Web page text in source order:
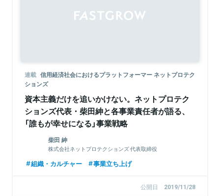
連載 信用経済社会におけるプラットフォーマー ネットプロテク
ションズ
資本主義だけを追いかけない。ネットプロテク
ションズ代表・柴田紳と各事業責任者が語る、
「誰もが幸せになる」事業戦略
柴田 紳
株式会社ネットプロテクションズ 代表取締役
組織・カルチャー 事業立ち上げ
公開日 2019/11/28